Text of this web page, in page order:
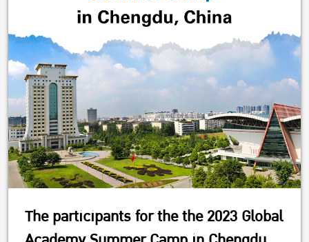
The participants for the the 2023 Global